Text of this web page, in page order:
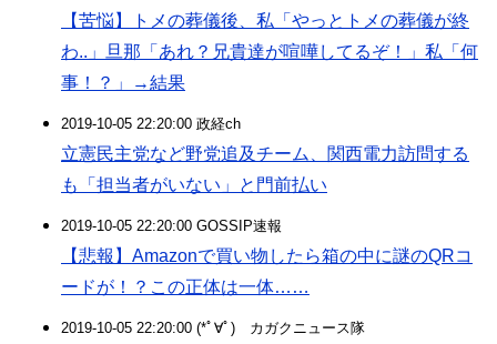
【苦悩】トメの葬儀後、私「やっとトメの葬儀が終
わ..」旦那「あれ？兄貴達が喧嘩してるぞ！」私「何
事！？」→結果
2019-10-05 22:20:00 政経ch
立憲民主党など野党追及チーム、関西電力訪問する
も「担当者がいない」と門前払い
2019-10-05 22:20:00 GOSSIP速報
【悲報】Amazonで買い物したら箱の中に謎のQRコ
ードが！？この正体は一体……
2019-10-05 22:20:00 (*ﾟ∀ﾟ)ゞカガクニュース隊